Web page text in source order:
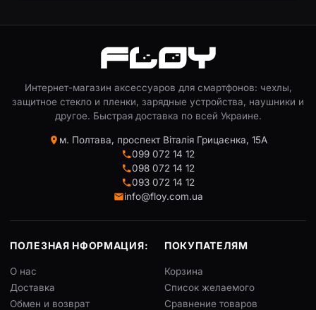
Интернет-магазин аксессуаров для смартфонов: чехлы,
защитное стекло и пленки, зарядные устройства, наушники и
другое. Быстрая доставка по всей Украине.
м. Полтава, проспект Віталія Грицаєнка, 15А
099 072 14 12
098 072 14 12
093 072 14 12
info@floy.com.ua
ПОЛЕЗНАЯ НФОРМАЦИЯ:
О нас
Доставка
Обмен и возврат
ПОКУПАТЕЛЯМ
Корзина
Список желаемого
Сравнение товаров